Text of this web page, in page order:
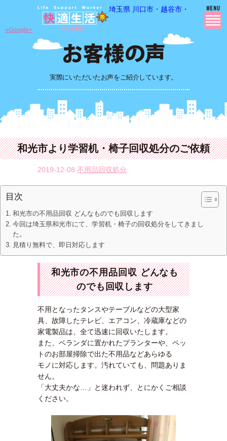
埼玉県 川口市・越谷市・さいたま
実際にいただいたお声をご紹介しています。
»Google+
和光市より学習机・椅子回収処分のご依頼
2019-12-08 不用品回収処分
目次
和光市の不用品回収 どんなものでも回収します
今回は埼玉県和光市にて、学習机・椅子の回収処分をしてきまし
た。
見積り無料で、即日対応します
和光市の不用品回収 どんなも
のでも回収します
不用となったタンスやテーブルなどの大型家
具、故障したテレビ、エアコン、冷蔵庫などの
家電製品は、全て迅速に回収いたします。
また、ベランダに置かれたプランターや、ペッ
トのお部屋掃除で出た不用品などあらゆる
モノに対応します。汚れていても、問題ありま
せん。
「大丈夫かな…」と迷われず、とにかくご相談
ください。